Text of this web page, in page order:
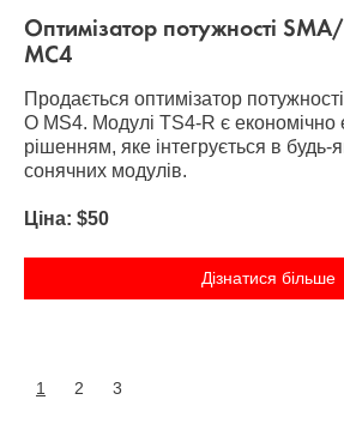
Оптимізатор потужності
MC4
Продається оптимізатор
O MS4. Модулі TS4-R є
рішенням, яке інтегрується в будь-
сонячних модулів.
Ціна: $50
Дізнатися більше
1 2 3